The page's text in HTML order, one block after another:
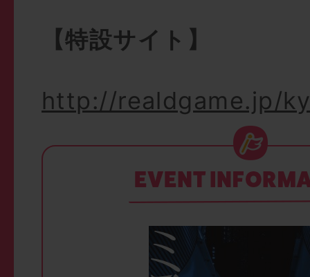
【特設サイト】
http://realdgame.jp/